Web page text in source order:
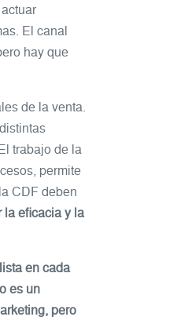
El canal
hay que
de la venta.
trabajo de la
permite
CDF deben
la eficacia y la
en cada
es un
pero